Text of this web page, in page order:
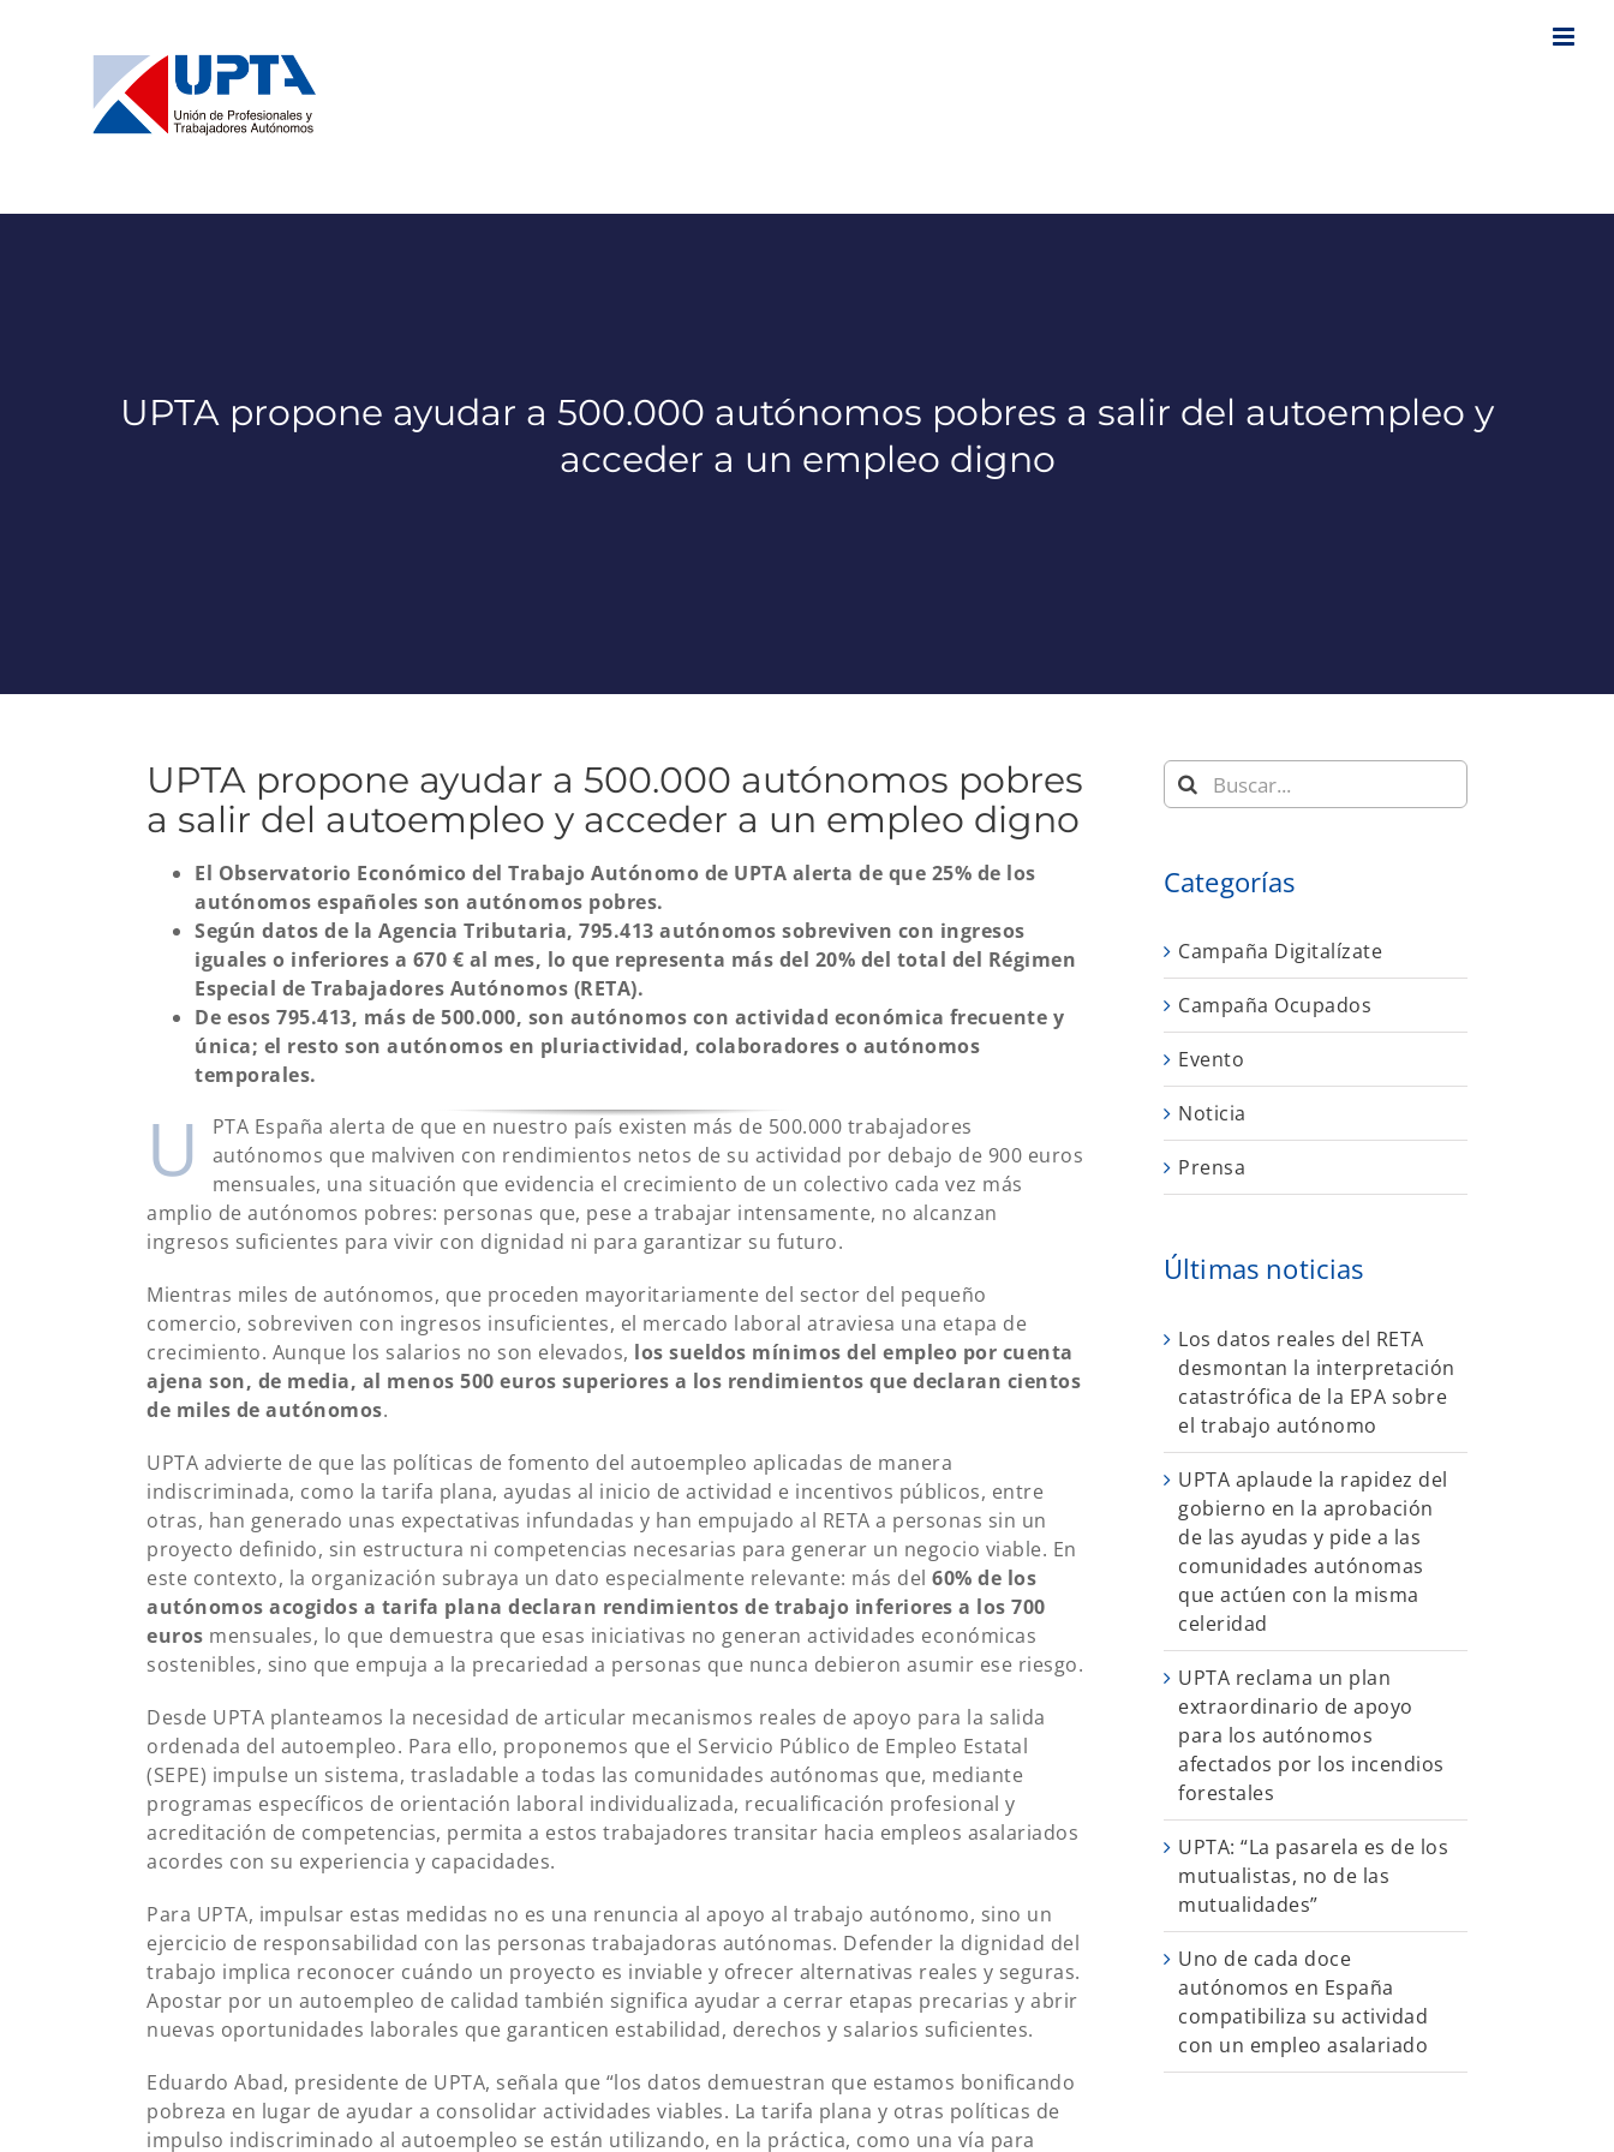
UPTA propone ayudar a 500.000 autónomos pobres a salir del autoempleo y
acceder a un empleo digno
UPTA propone ayudar a 500.000 autónomos pobres
a salir del autoempleo y acceder a un empleo digno
El Observatorio Económico del Trabajo Autónomo de UPTA alerta de que 25% de los
autónomos españoles son autónomos pobres.
Según datos de la Agencia Tributaria, 795.413 autónomos sobreviven con ingresos
iguales o inferiores a 670 € al mes, lo que representa más del 20% del total del Régimen
Especial de Trabajadores Autónomos (RETA).
De esos 795.413, más de 500.000, son autónomos con actividad económica frecuente y
única; el resto son autónomos en pluriactividad, colaboradores o autónomos
temporales.
U
PTA España alerta de que en nuestro país existen más de 500.000 trabajadores
autónomos que malviven con rendimientos netos de su actividad por debajo de 900 euros
mensuales, una situación que evidencia el crecimiento de un colectivo cada vez más
amplio de autónomos pobres: personas que, pese a trabajar intensamente, no alcanzan
ingresos suficientes para vivir con dignidad ni para garantizar su futuro.
Mientras miles de autónomos, que proceden mayoritariamente del sector del pequeño
comercio, sobreviven con ingresos insuficientes, el mercado laboral atraviesa una etapa de
crecimiento. Aunque los salarios no son elevados, los sueldos mínimos del empleo por cuenta
ajena son, de media, al menos 500 euros superiores a los rendimientos que declaran cientos
de miles de autónomos.
UPTA advierte de que las políticas de fomento del autoempleo aplicadas de manera
indiscriminada, como la tarifa plana, ayudas al inicio de actividad e incentivos públicos, entre
otras, han generado unas expectativas infundadas y han empujado al RETA a personas sin un
proyecto definido, sin estructura ni competencias necesarias para generar un negocio viable. En
este contexto, la organización subraya un dato especialmente relevante: más del 60% de los
autónomos acogidos a tarifa plana declaran rendimientos de trabajo inferiores a los 700
euros mensuales, lo que demuestra que esas iniciativas no generan actividades económicas
sostenibles, sino que empuja a la precariedad a personas que nunca debieron asumir ese riesgo.
Desde UPTA planteamos la necesidad de articular mecanismos reales de apoyo para la salida
ordenada del autoempleo. Para ello, proponemos que el Servicio Público de Empleo Estatal
(SEPE) impulse un sistema, trasladable a todas las comunidades autónomas que, mediante
programas específicos de orientación laboral individualizada, recualificación profesional y
acreditación de competencias, permita a estos trabajadores transitar hacia empleos asalariados
acordes con su experiencia y capacidades.
Para UPTA, impulsar estas medidas no es una renuncia al apoyo al trabajo autónomo, sino un
ejercicio de responsabilidad con las personas trabajadoras autónomas. Defender la dignidad del
trabajo implica reconocer cuándo un proyecto es inviable y ofrecer alternativas reales y seguras.
Apostar por un autoempleo de calidad también significa ayudar a cerrar etapas precarias y abrir
nuevas oportunidades laborales que garanticen estabilidad, derechos y salarios suficientes.
Eduardo Abad, presidente de UPTA, señala que “los datos demuestran que estamos bonificando
pobreza en lugar de ayudar a consolidar actividades viables. La tarifa plana y otras políticas de
impulso indiscriminado al autoempleo se están utilizando, en la práctica, como una vía para
Buscar:
Categorías
Campaña Digitalízate
Campaña Ocupados
Evento
Noticia
Prensa
Últimas noticias
Los datos reales del RETA
desmontan la interpretación
catastrófica de la EPA sobre
el trabajo autónomo
UPTA aplaude la rapidez del
gobierno en la aprobación
de las ayudas y pide a las
comunidades autónomas
que actúen con la misma
celeridad
UPTA reclama un plan
extraordinario de apoyo
para los autónomos
afectados por los incendios
forestales
UPTA: “La pasarela es de los
mutualistas, no de las
mutualidades”
Uno de cada doce
autónomos en España
compatibiliza su actividad
con un empleo asalariado